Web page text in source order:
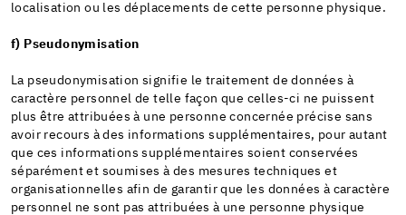
localisation ou les déplacements de cette personne physique.
f) Pseudonymisation
La pseudonymisation signifie le traitement de données à
caractère personnel de telle façon que celles-ci ne puissent
plus être attribuées à une personne concernée précise sans
avoir recours à des informations supplémentaires, pour autant
que ces informations supplémentaires soient conservées
séparément et soumises à des mesures techniques et
organisationnelles afin de garantir que les données à caractère
personnel ne sont pas attribuées à une personne physique